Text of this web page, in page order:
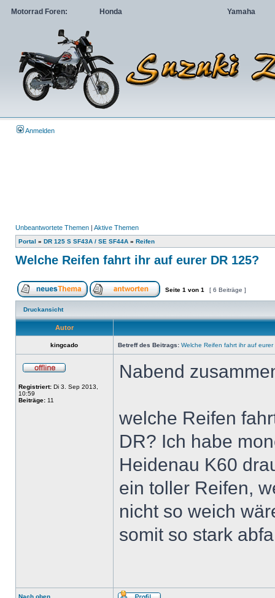
Motorrad Foren: Honda Yamaha
Anmelden
Unbeantwortete Themen | Aktive Themen
Portal » DR 125 S SF43A / SE SF44A » Reifen
Welche Reifen fahrt ihr auf eurer DR 125?
Seite 1 von 1 [ 6 Beiträge ]
Druckansicht
Autor
kingcado Betreff des Beitrags: Welche Reifen fahrt ihr auf eurer
Registriert: Di 3. Sep 2013,
10:59
Beiträge: 11
Nabend
welche Reifen
DR? Ich habe
Heidenau K60
ein toller Reifen,
nicht so weich
somit so stark
Nach oben